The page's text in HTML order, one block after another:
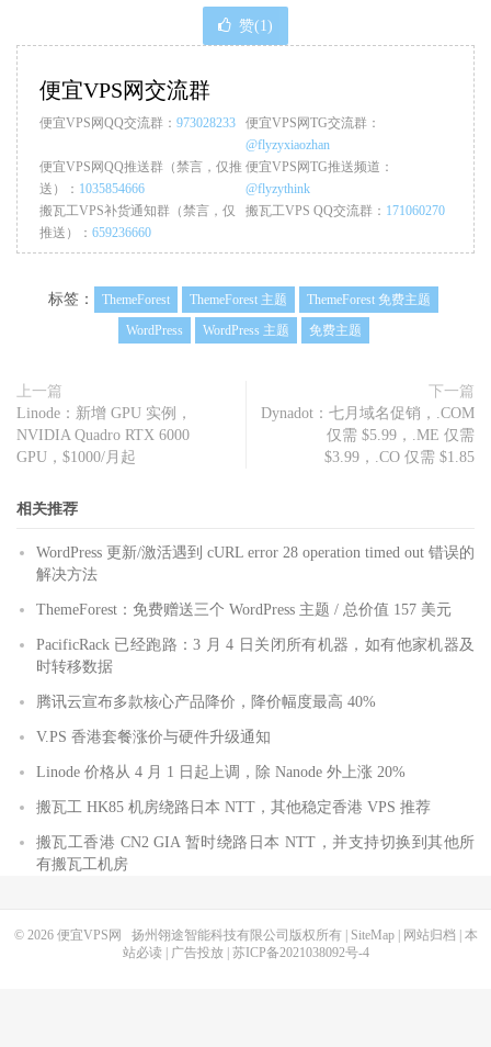
赞(1 )
便宜VPS网交流群
便宜VPS网QQ交流群： 973028233
便宜VPS网TG交流群：
@flyzyxiaozhan
便宜VPS网QQ推送群（禁言，仅推
送）： 1035854666
便宜VPS网TG推送频道：
@flyzythink
搬瓦工VPS补货通知群（禁言，仅
推送）： 659236660
搬瓦工VPS QQ交流群： 171060270
标签： ThemeForest ThemeForest 主题
ThemeForest 免费主题
WordPress
WordPress 主题 免费主题
上一篇
Linode：新增 GPU 实例，
NVIDIA Quadro RTX 6000
GPU，$1000/月起
下一篇
Dynadot：七月域名促销，.COM
仅需 $5.99，.ME 仅需
$3.99，.CO 仅需 $1.85
相关推荐
WordPress 更新/激活遇到 cURL error 28 operation timed out 错误的
解决方法
ThemeForest：免费赠送三个 WordPress 主题 / 总价值 157 美元
PacificRack 已经跑路：3 月 4 日关闭所有机器，如有他家机器及
时转移数据
腾讯云宣布多款核心产品降价，降价幅度最高 40%
V.PS 香港套餐涨价与硬件升级通知
Linode 价格从 4 月 1 日起上调，除 Nanode 外上涨 20%
搬瓦工 HK85 机房绕路日本 NTT，其他稳定香港 VPS 推荐
搬瓦工香港 CN2 GIA 暂时绕路日本 NTT，并支持切换到其他所
有搬瓦工机房
© 2026 便宜VPS网 扬州翎途智能科技有限公司版权所有 | SiteMap| 网站归档
本
站必读
广告投放| 苏ICP备2021038092号-4